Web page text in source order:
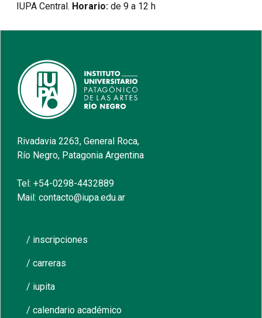
IUPA Central. Horario: de 9 a 12 h
Rivadavia 2263, General Roca,
Río Negro, Patagonia Argentina
Tel: +54-0298-4432889
Mail: contacto@iupa.edu.ar
/ inscripciones
/ carreras
/ iupita
/ calendario académico